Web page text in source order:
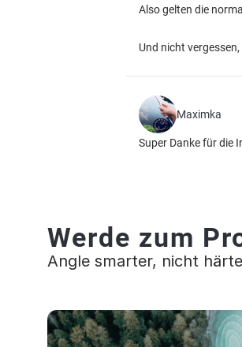
Also gelten die
Und nicht
Maximka
Super Danke für die
Werde zum
Angle smarter, nicht